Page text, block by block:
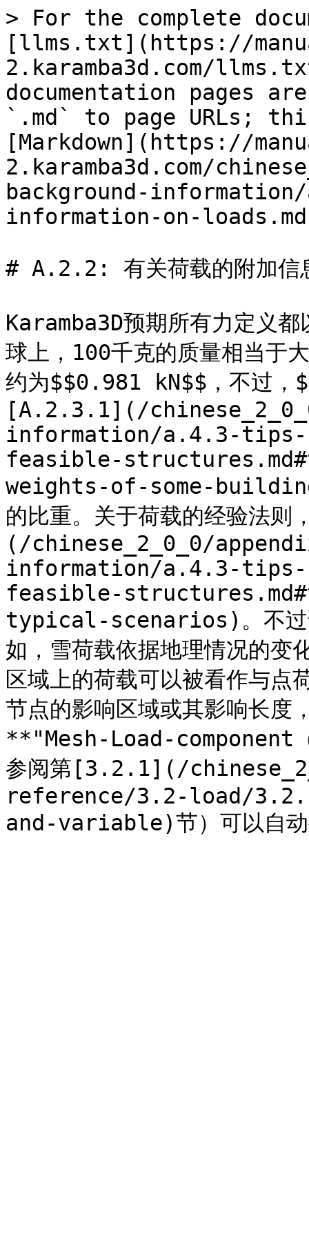
> For the complete
[llms.txt](https://
2.karamba3d.com/
documentation pages
`.md` to page URLs;
[Markdown](https://
2.karamba3d.com/
background-
information-on-
# A.2.2: 有关荷载的附加信
Karamba3D预期所有力定义
球上，100千克的质量相当于
约为$$0.981 kN$$，不过，
[A.2.3.1](/
information/a.4.3-
feasible-
weights-of-some-
的比重。关于荷载的经验法
(/chinese_2_0_0/
information/a.4.3-
feasible-
typical-scenarios)。不过请
如，雪荷载依据地理情况的变
区域上的荷载可以被看作与点
节点的影响区域或其影响长度
**"Mesh-Load-component
参阅第[3.2.1](/
reference/3.2-load/